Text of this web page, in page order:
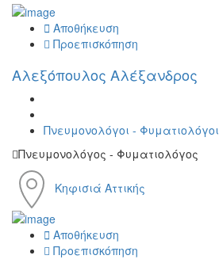
Αποθήκευση
Προεπισκόπηση
Αλεξόπουλος Αλέξανδρος
Πνευμονολόγοι - Φυματιολόγοι
Πνευμονολόγος - Φυματιολόγος
Κηφισιά Αττικής
Αποθήκευση
Προεπισκόπηση